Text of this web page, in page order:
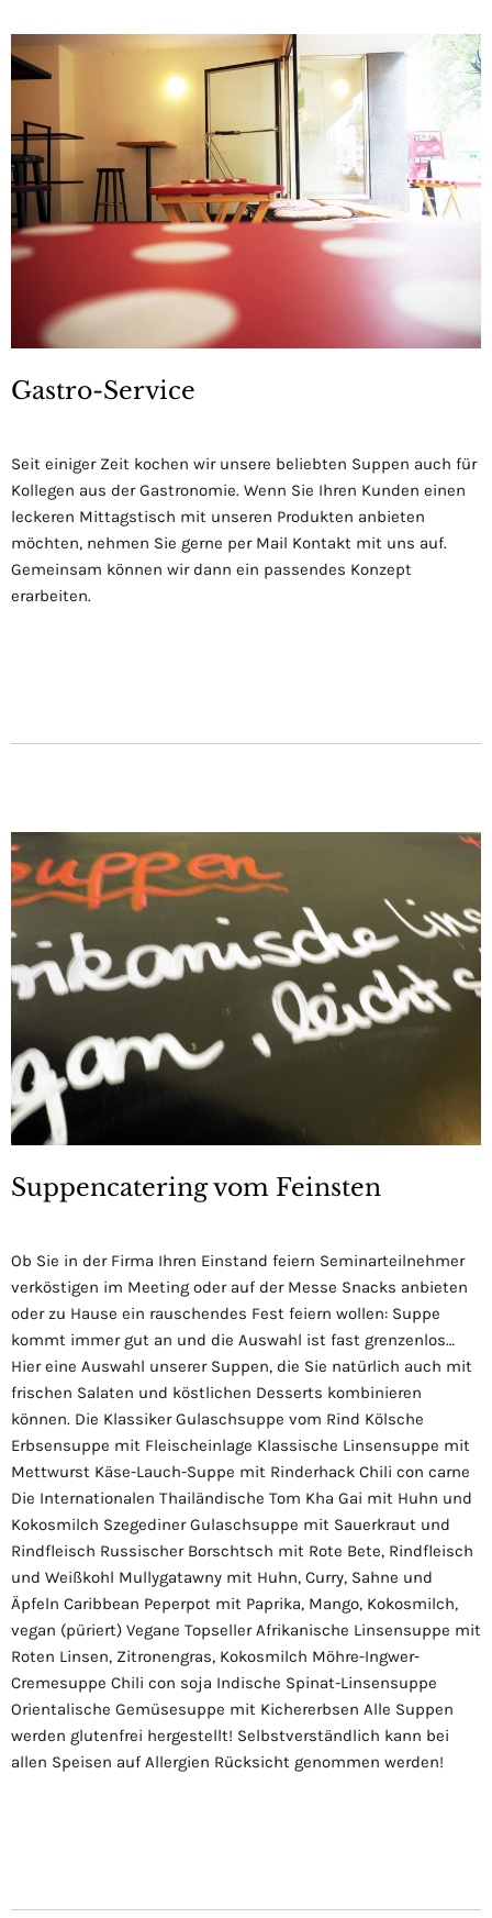
Gastro-Service
Seit einiger Zeit kochen wir unsere beliebten Suppen auch für
Kollegen aus der Gastronomie. Wenn Sie Ihren Kunden einen
leckeren Mittagstisch mit unseren Produkten anbieten
möchten, nehmen Sie gerne per Mail Kontakt mit uns auf.
Gemeinsam können wir dann ein passendes Konzept
erarbeiten.
Suppencatering vom Feinsten
Ob Sie in der Firma Ihren Einstand feiern Seminarteilnehmer
verköstigen im Meeting oder auf der Messe Snacks anbieten
oder zu Hause ein rauschendes Fest feiern wollen: Suppe
kommt immer gut an und die Auswahl ist fast grenzenlos…
Hier eine Auswahl unserer Suppen, die Sie natürlich auch mit
frischen Salaten und köstlichen Desserts kombinieren
können. Die Klassiker Gulaschsuppe vom Rind Kölsche
Erbsensuppe mit Fleischeinlage Klassische Linsensuppe mit
Mettwurst Käse-Lauch-Suppe mit Rinderhack Chili con carne
Die Internationalen Thailändische Tom Kha Gai mit Huhn und
Kokosmilch Szegediner Gulaschsuppe mit Sauerkraut und
Rindfleisch Russischer Borschtsch mit Rote Bete, Rindfleisch
und Weißkohl Mullygatawny mit Huhn, Curry, Sahne und
Äpfeln Caribbean Peperpot mit Paprika, Mango, Kokosmilch,
vegan (püriert) Vegane Topseller Afrikanische Linsensuppe mit
Roten Linsen, Zitronengras, Kokosmilch Möhre-Ingwer-
Cremesuppe Chili con soja Indische Spinat-Linsensuppe
Orientalische Gemüsesuppe mit Kichererbsen Alle Suppen
werden glutenfrei hergestellt! Selbstverständlich kann bei
allen Speisen auf Allergien Rücksicht genommen werden!